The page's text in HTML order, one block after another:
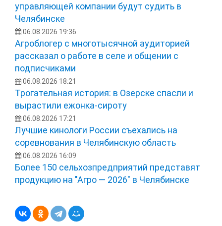
управляющей компании будут судить в
Челябинске
06.08.2026 19:36
Агроблогер с многотысячной аудиторией
рассказал о работе в селе и общении с
подписчиками
06.08.2026 18:21
Трогательная история: в Озерске спасли и
вырастили ежонка‑сироту
06.08.2026 17:21
Лучшие кинологи России съехались на
соревнования в Челябинскую область
06.08.2026 16:09
Более 150 сельхозпредприятий представят
продукцию на "Агро — 2026" в Челябинске